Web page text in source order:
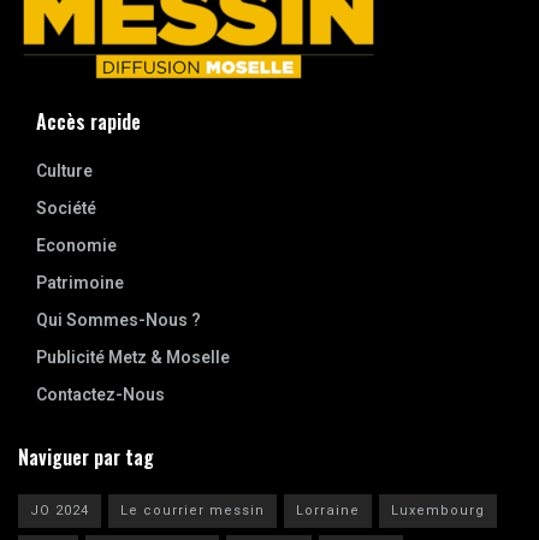
Accès rapide
Culture
Société
Economie
Patrimoine
Qui Sommes-Nous ?
Publicité Metz & Moselle
Contactez-Nous
Naviguer par tag
JO 2024 Le courrier messin Lorraine Luxembourg